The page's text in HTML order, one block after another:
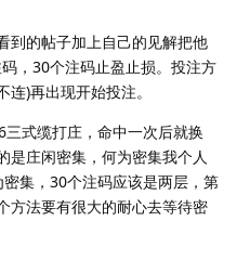
到的帖子加上自己的见解把他
，30个注码止盈止损。投注方
)再出现开始投注。
式缆打庄，命中一次后就换
是庄闲密集，何为密集我个人
集，30个注码应该是两层，第
方法要有很大的耐心去等待密